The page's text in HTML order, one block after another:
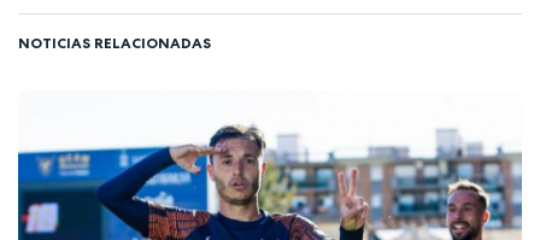
NOTICIAS RELACIONADAS